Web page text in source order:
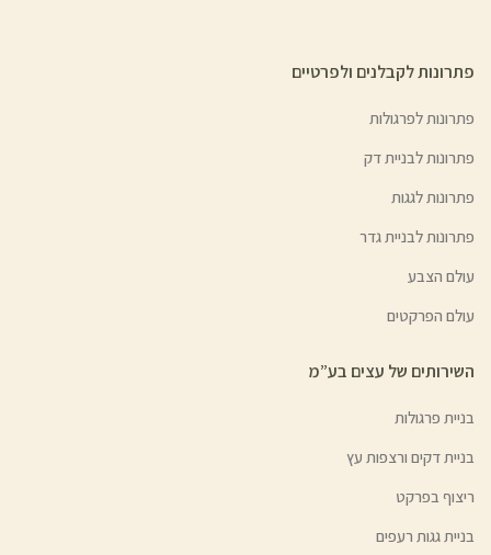
פתרונות לקבלנים ולפרטיים
פתרונות לפרגולות
פתרונות לבניית דק
פתרונות לגגות
פתרונות לבניית גדר
עולם הצבע
עולם הפרקטים
השירותים של עצים בע”מ
בניית פרגולות
בניית דקים ורצפות עץ
ריצוף בפרקט
בניית גגות רעפים